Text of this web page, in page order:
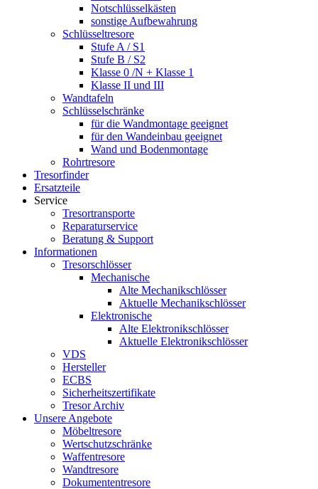
Notschlüsselkästen
sonstige Aufbewahrung
Schlüsseltresore
Stufe A / S1
Stufe B / S2
Klasse 0 /N + Klasse 1
Klasse II und III
Wandtafeln
Schlüsselschränke
für die Wandmontage geeignet
für den Wandeinbau geeignet
Wand und Bodenmontage
Rohrtresore
Tresorfinder
Ersatzteile
Service
Tresortransporte
Reparaturservice
Beratung & Support
Informationen
Tresorschlösser
Mechanische
Alte Mechanikschlösser
Aktuelle Mechanikschlösser
Elektronische
Alte Elektronikschlösser
Aktuelle Elektronikschlösser
VDS
Hersteller
ECBS
Sicherheitszertifikate
Tresor Archiv
Unsere Angebote
Möbeltresore
Wertschutzschränke
Waffentresore
Wandtresore
Dokumententresore